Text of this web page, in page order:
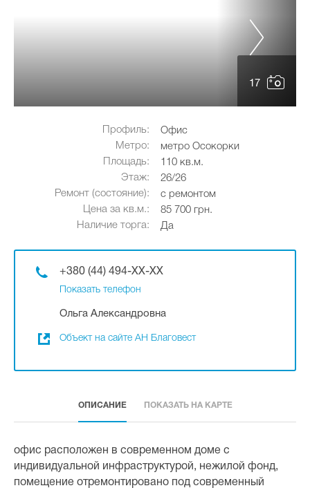
17
Профиль:
Офис
Метро:
метро Осокорки
Площадь:
110 кв.м.
Этаж:
26/26
Ремонт (состояние):
с ремонтом
Цена за кв.м.:
85 700 грн.
Наличие торга:
Да
+380 (44) 494-XX-XX
Показать телефон
Ольга Александровна
Объект на сайте АН Благовест
ОПИСАНИЕ ПОКАЗАТЬ НА КАРТЕ
офис расположен в современном доме с
индивидуальной инфраструктурой, нежилой фонд,
помещение отремонтировано под современный